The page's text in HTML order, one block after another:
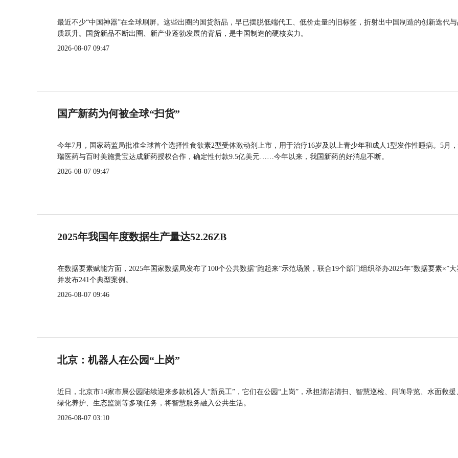
最近不少“中国神器”在全球刷屏。这些出圈的国货新品，早已摆脱低端代工、低价走量的旧标签，折射出中国制造的创新迭代
质跃升。国货新品不断出圈、新产业蓬勃发展的背后，是中国制造的硬核实力。
2026-08-07 09:47
国产新药为何被全球“扫货”
今年7月，国家药监局批准全球首个选择性食欲素2型受体激动剂上市，用于治疗16岁及以上青少年和成人1型发作性睡病。5月
瑞医药与百时美施贵宝达成新药授权合作，确定性付款9.5亿美元……今年以来，我国新药的好消息不断。
2026-08-07 09:47
2025年我国年度数据生产量达52.26ZB
在数据要素赋能方面，2025年国家数据局发布了100个公共数据“跑起来”示范场景，联合19个部门组织举办2025年“数据要素×”大
并发布241个典型案例。
2026-08-07 09:46
北京：机器人在公园“上岗”
近日，北京市14家市属公园陆续迎来多款机器人“新员工”，它们在公园“上岗”，承担清洁清扫、智慧巡检、问询导览、水面救援
绿化养护、生态监测等多项任务，将智慧服务融入公共生活。
2026-08-07 03:10